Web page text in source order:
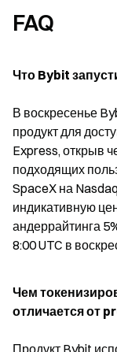
FAQ
Что Bybit
В воскресенье
продукт для
Express, открыв
подходящих
SpaceX на
индикативную
андеррайтинга
8:00 UTC в
Чем
отличается от
Продукт Bybit